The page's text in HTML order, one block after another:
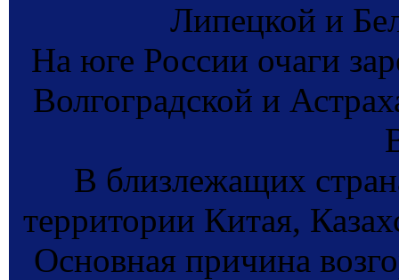
Липецкой и
На юге России очаги
Волгоградской и
В близлежащих
территории Китая,
Основная причина